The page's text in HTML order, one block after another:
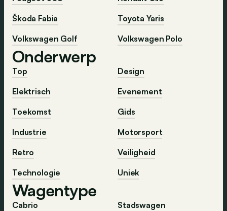
Škoda Fabia
Toyota Yaris
Volkswagen Golf
Volkswagen Polo
Onderwerp
Top
Design
Elektrisch
Evenement
Toekomst
Gids
Industrie
Motorsport
Retro
Veiligheid
Technologie
Uniek
Wagentype
Cabrio
Stadswagen